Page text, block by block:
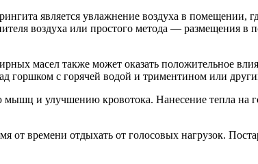
является увлажнение воздуха в помещении,
воздуха или простого метода — размещения
масел также может оказать положительное
горшком с горячей водой и триментином или
мышц и улучшению кровотока. Нанесение тепла
от времени отдыхать от голосовых нагрузок.